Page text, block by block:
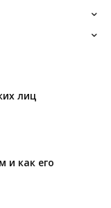
лиц
и как его